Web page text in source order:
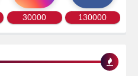
30000 130000